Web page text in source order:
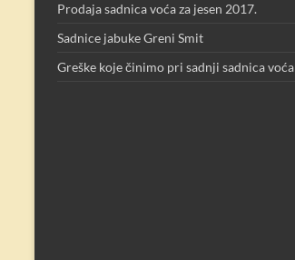
Prodaja sadnica voća za jesen 2017.
Sadnice jabuke Greni Smit
Greške koje činimo pri sadnji sadnica voća